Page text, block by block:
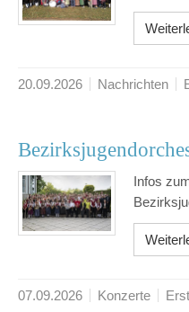
20.09.2026 Nachrichten
Infos
07.09.2026 Konzerte